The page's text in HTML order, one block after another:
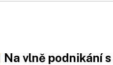
Na vlně podnikání